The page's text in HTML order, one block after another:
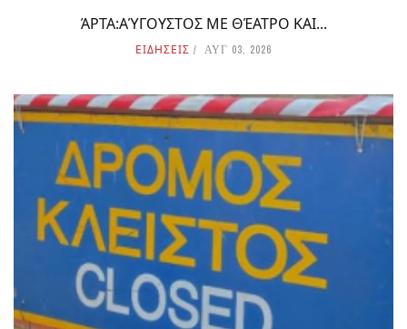
ΆΡΤΑ:ΑΎΓΟΥΣΤΟΣ ΜΕ ΘΈΑΤΡΟ ΚΑΙ...
ΕΙΔΗΣΕΙΣ ΑΥΓ 03, 2026